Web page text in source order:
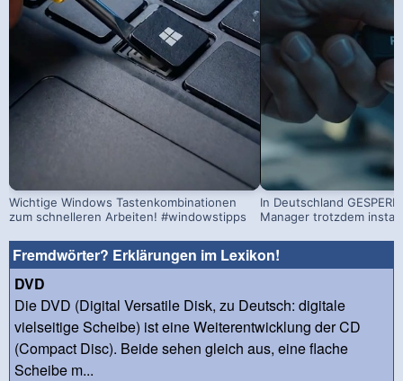
Wichtige Windows Tastenkombinationen
zum schnelleren Arbeiten! #windowstipps
In Deutschland
Manager trotzdem
Fremdwörter? Erklärungen im Lexikon!
DVD
Die DVD (Digital Versatile Disk, zu Deutsch: digitale
vielseitige Scheibe) ist eine Weiterentwicklung der CD
(Compact Disc). Beide sehen gleich aus, eine flache
Scheibe m...